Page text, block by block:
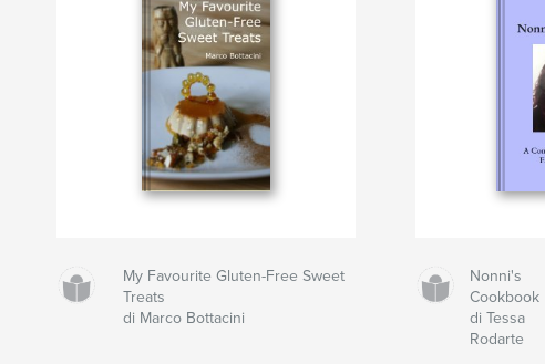
My Favourite Gluten-Free Sweet
Treats
di Marco Bottacini
Nonni's
Cookbook
di Tessa
Rodarte